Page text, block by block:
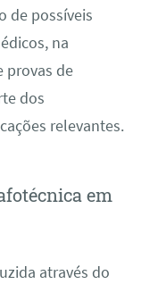
de possíveis
na
provas de
dos
relevantes.
em
através do